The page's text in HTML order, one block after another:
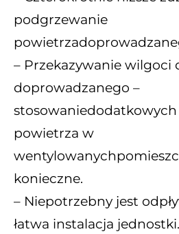
podgrzewanie
– Przekazywanie wilgoci
doprowadzanego –
powietrza w
konieczne.
– Niepotrzebny jest
łatwa instalacja jednostki.